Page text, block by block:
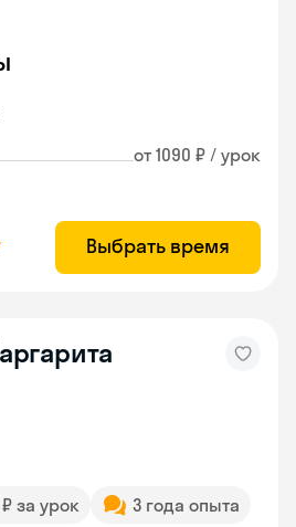
от 1090 ₽ / урок
Выбрать время
₽ за урок 3 года опыта